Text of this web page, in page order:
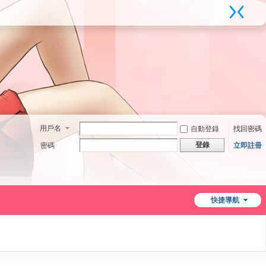
用戶名 自動登錄
找回密碼
密碼
登錄 立即註冊
快捷導航